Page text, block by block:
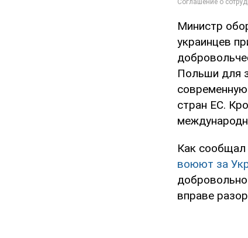
Министр
украинцев
Польши для
стран ЕС.
Как сообщал
воюют за
вправе